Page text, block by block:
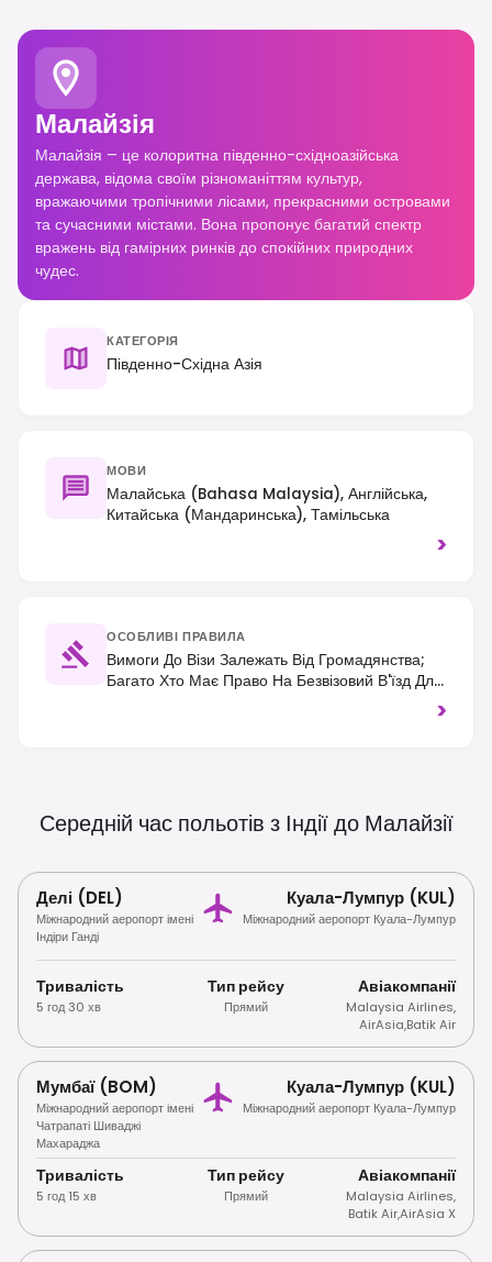
Малайзія
Малайзія – це колоритна південно-східноазійська
держава, відома своїм різноманіттям культур,
вражаючими тропічними лісами, прекрасними островами
та сучасними містами. Вона пропонує багатий спектр
вражень від гамірних ринків до спокійних природних
чудес.
КАТЕГОРІЯ
Південно-Східна Азія
МОВИ
Малайська (Bahasa Malaysia), Англійська,
Китайська (мандаринська), Тамільська
>
ОСОБЛИВІ ПРАВИЛА
Вимоги До Візи Залежать Від Громадянства;
Багато Хто Має Право На Безвізовий В'їзд Для
>
Середній час польотів з Індії до Малайзії
Делі (DEL)
Міжнародний аеропорт імені
Індіри Ганді
Куала-Лумпур (KUL)
Міжнародний аеропорт Куала-Лумпур
Тривалість
5 год 30 хв
Тип рейсу
Прямий
Авіакомпанії
Malaysia Airlines,
AirAsia,Batik Air
Мумбаї (BOM)
Міжнародний аеропорт імені
Чатрапаті Шиваджі
Махараджа
Куала-Лумпур (KUL)
Міжнародний аеропорт Куала-Лумпур
Тривалість
5 год 15 хв
Тип рейсу
Прямий
Авіакомпанії
Malaysia Airlines,
Batik Air,AirAsia X